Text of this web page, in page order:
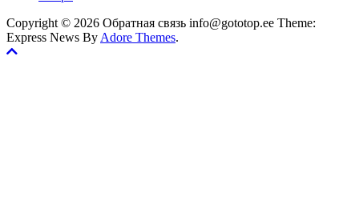
Copyright © 2026 Обратная связь info@gototop.ee Theme:
Express News By Adore Themes.